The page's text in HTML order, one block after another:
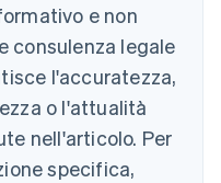
e non
consulenza legale
l'accuratezza,
o l'attualità
nell'articolo. Per
specifica,